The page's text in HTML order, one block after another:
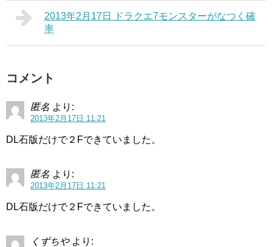
2013年2月17日 ドラクエ7モンスターがなつく確
率
コメント
匿名 より:
2013年2月17日 11:21
DL石版だけで２Fできていました。
匿名 より:
2013年2月17日 11:21
DL石版だけで２Fできていました。
くずちや より: